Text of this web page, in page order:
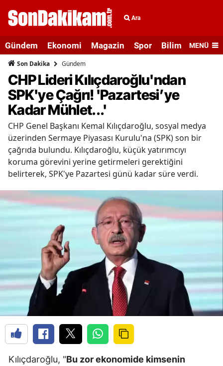
Ara
Gündem Ekonomi Magazin Spor Bilim veMENÜ
Son Dakika Gündem
CHP Lideri Kılıçdaroğlu'ndan
SPK'ye Çağrı! 'Pazartesi’ye
Kadar Mühlet...'
CHP Genel Başkanı Kemal Kılıçdaroğlu, sosyal medya
üzerinden Sermaye Piyasası Kurulu'na (SPK) son bir
çağrıda bulundu. Kılıçdaroğlu, küçük yatırımcıyı
koruma görevini yerine getirmeleri gerektiğini
belirterek, SPK'ye Pazartesi günü kadar süre verdi.
Kılıçdaroğlu, "Bu zor ekonomide kimsenin